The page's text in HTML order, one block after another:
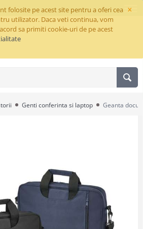
×
folosite pe acest site pentru a oferi cea
utilizator. Daca veti continua, vom
sa primiti cookie-uri de pe acest
Genti conferinta si laptop Geanta